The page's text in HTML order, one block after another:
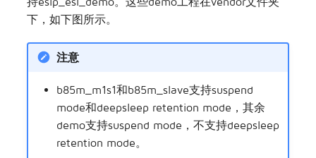
下，如下图所示。
注意
b85m_m1s1和b85m_slave支持suspend
mode和deepsleep retention mode，其余
demo支持suspend mode，不支持deepsleep
retention mode。